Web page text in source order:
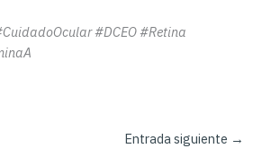
#DCEO #Retina
Entrada siguiente →